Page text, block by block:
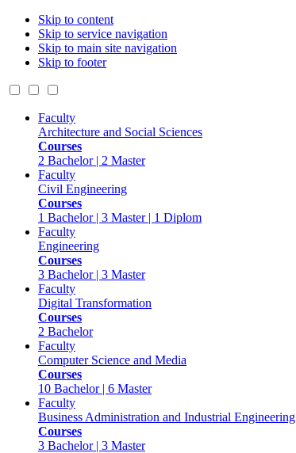
Skip to content
Skip to service navigation
Skip to main site navigation
Skip to footer
Faculty
Architecture and Social Sciences
Courses
2 Bachelor | 2 Master
Faculty
Civil Engineering
Courses
1 Bachelor | 3 Master | 1 Diplom
Faculty
Engineering
Courses
3 Bachelor | 3 Master
Faculty
Digital Transformation
Courses
2 Bachelor
Faculty
Computer Science and Media
Courses
10 Bachelor | 6 Master
Faculty
Business Administration and Industrial Engineering
Courses
3 Bachelor | 3 Master